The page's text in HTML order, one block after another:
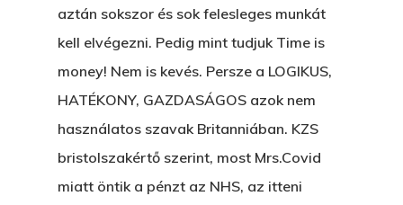
aztán sokszor és sok felesleges munkát
kell elvégezni. Pedig mint tudjuk Time is
money! Nem is kevés. Persze a LOGIKUS,
HATÉKONY, GAZDASÁGOS azok nem
használatos szavak Britanniában. KZS
bristolszakértő szerint, most Mrs.Covid
miatt öntik a pénzt az NHS, az itteni